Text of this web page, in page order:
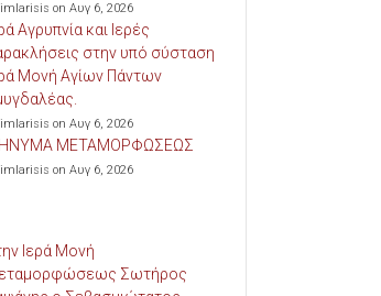
imlarisis on Αυγ 6, 2026
Αγρυπνία και Ιερές
στην υπό σύσταση
Μονή Αγίων Πάντων
imlarisis on Αυγ 6, 2026
ΜΕΤΑΜΟΡΦΩΣΕΩΣ
imlarisis on Αυγ 6, 2026
Ιερά Μονή
Σωτήρος